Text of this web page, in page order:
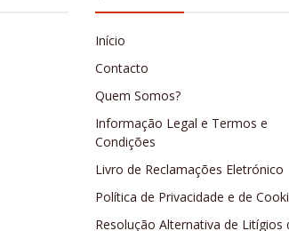
Início
Contacto
Quem Somos?
Informação Legal e Termos e
Condições
Livro de Reclamações Eletrónico
Política de Privacidade e de
Resolução Alternativa de Litígios